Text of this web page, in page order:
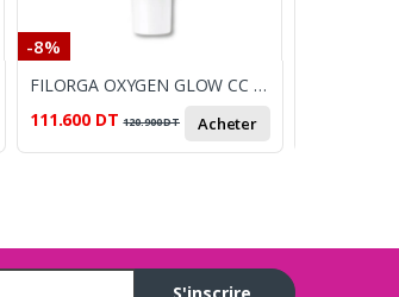
-8%
FILORGA OXYGEN GLOW CC CREME TEINTE TB 40ML SPF30
111.600 DT 120.900DT Acheter